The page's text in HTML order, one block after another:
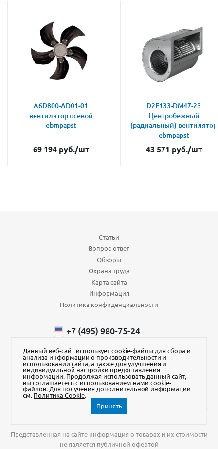
A6D800-AD01-01
вентилятор осевой
ebmpapst
69 194руб./шт
D2E133-DM47-23
Центробежный
(радиальный) вентилятор
ebmpapst
43 571 руб./шт
Статьи
Вопрос-ответ
Обзоры
Охрана труда
Карта сайта
Информация
Политика конфиденциальности
+7 (495) 980-75-24
+375 (29) ​750-43-88
order@aura-kvadrat.ru
Наш магазин на Яндекс Маркет
2026 © АУРА-квадрат ИНН 7706242290, адрес: 141014, Московская
обл., г. Мытищи, ул. Центральная, стр.20Б, помещ. 515-2
Представленная на сайте информация о товарах и их стоимости
не является публичной офертой
Данный веб-сайт использует cookie-файлы для сбора и
анализа информации о производительности и
использовании сайта, а также для улучшения и
индивидуальной настройки предоставления
информации. Продолжая использовать данный сайт,
вы соглашаетесь с использованием нами cookie-
файлов. Для получения дополнительной информации
см. Политика Cookie.
Принять